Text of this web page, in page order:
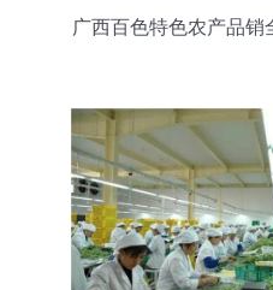
广西百色特色农产品销